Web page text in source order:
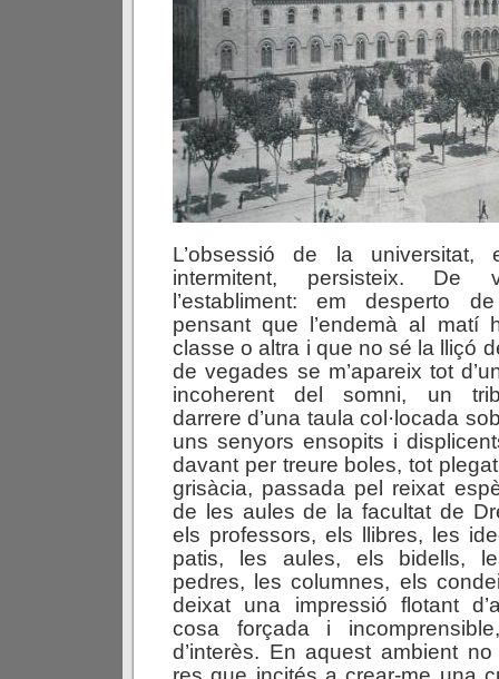
L’obsessió de la universitat,
intermitent, persisteix. De
l’establiment: em desperto
pensant que l’endemà al matí
classe o altra i que no sé la lliçó
de vegades se m’apareix tot
incoherent del somni, un
darrere d’una taula col·locada
uns senyors ensopits i
davant per treure boles, tot
grisàcia, passada pel reixat
de les aules de la facultat de
els professors, els llibres, les
patis, les aules, els bidells,
pedres, les columnes, els
deixat una impressió flotant
cosa forçada i
d’interès. En aquest ambient